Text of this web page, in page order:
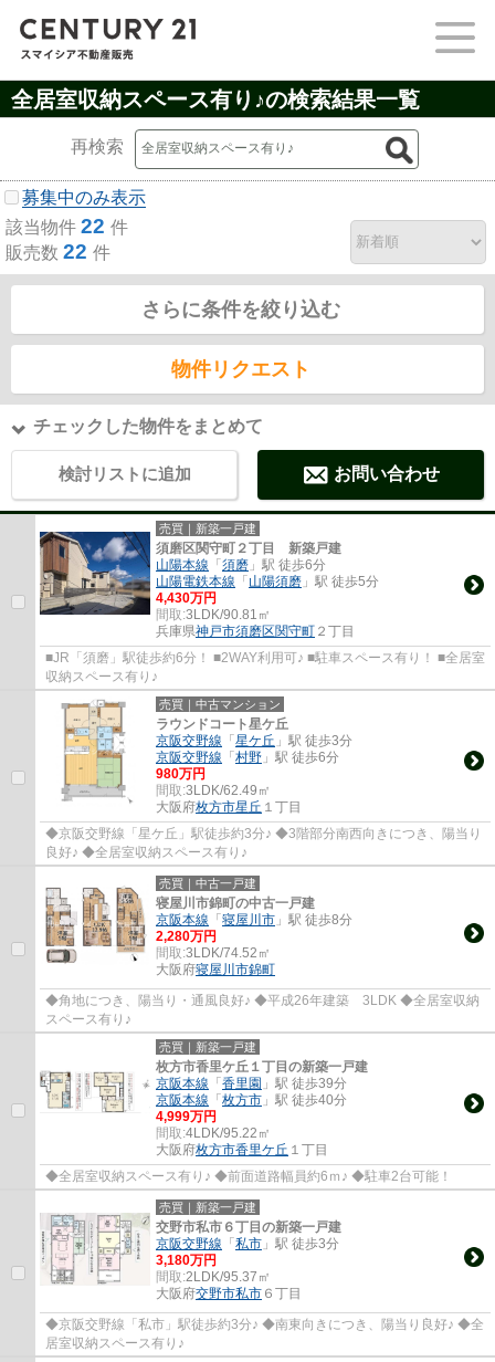
全居室収納スペース有り♪の検索結果一覧
再検索
募集中のみ表示
該当物件 22 件
販売数 22 件
さらに条件を絞り込む
物件リクエスト
チェックした物件をまとめて
検討リストに追加 お問い合わせ
売買｜新築一戸建
須磨区関守町２丁目 新築戸建
山陽本線 「須磨 」駅 徒歩6分
山陽電鉄本線 「山陽須磨 」駅 徒歩5分
4,430万円
間取:3LDK/90.81㎡
兵庫県神戸市須磨区関守町 ２丁目
■JR「須磨」駅徒歩約6分！ ■2WAY利用可♪ ■駐車スペース有り！ ■全居室
収納スペース有り♪
売買｜中古マンション
ラウンドコート星ケ丘
京阪交野線 「星ケ丘 」駅 徒歩3分
京阪交野線 「村野 」駅 徒歩6分
980万円
間取:3LDK/62.49㎡
大阪府枚方市星丘 １丁目
◆京阪交野線「星ケ丘」駅徒歩約3分♪ ◆3階部分南西向きにつき、陽当り
良好♪ ◆全居室収納スペース有り♪
売買｜中古一戸建
寝屋川市錦町の中古一戸建
京阪本線 「寝屋川市 」駅 徒歩8分
2,280万円
間取:3LDK/74.52㎡
大阪府寝屋川市錦町
◆角地につき、陽当り・通風良好♪ ◆平成26年建築 3LDK ◆全居室収納
スペース有り♪
売買｜新築一戸建
枚方市香里ケ丘１丁目の新築一戸建
京阪本線 「香里園 」駅 徒歩39分
京阪本線 「枚方市 」駅 徒歩40分
4,999万円
間取:4LDK/95.22㎡
大阪府枚方市香里ケ丘 １丁目
◆全居室収納スペース有り♪ ◆前面道路幅員約6ｍ♪ ◆駐車2台可能！
売買｜新築一戸建
交野市私市６丁目の新築一戸建
京阪交野線 「私市 」駅 徒歩3分
3,180万円
間取:2LDK/95.37㎡
大阪府交野市私市 ６丁目
◆京阪交野線「私市」駅徒歩約3分♪ ◆南東向きにつき、陽当り良好♪ ◆全
居室収納スペース有り♪